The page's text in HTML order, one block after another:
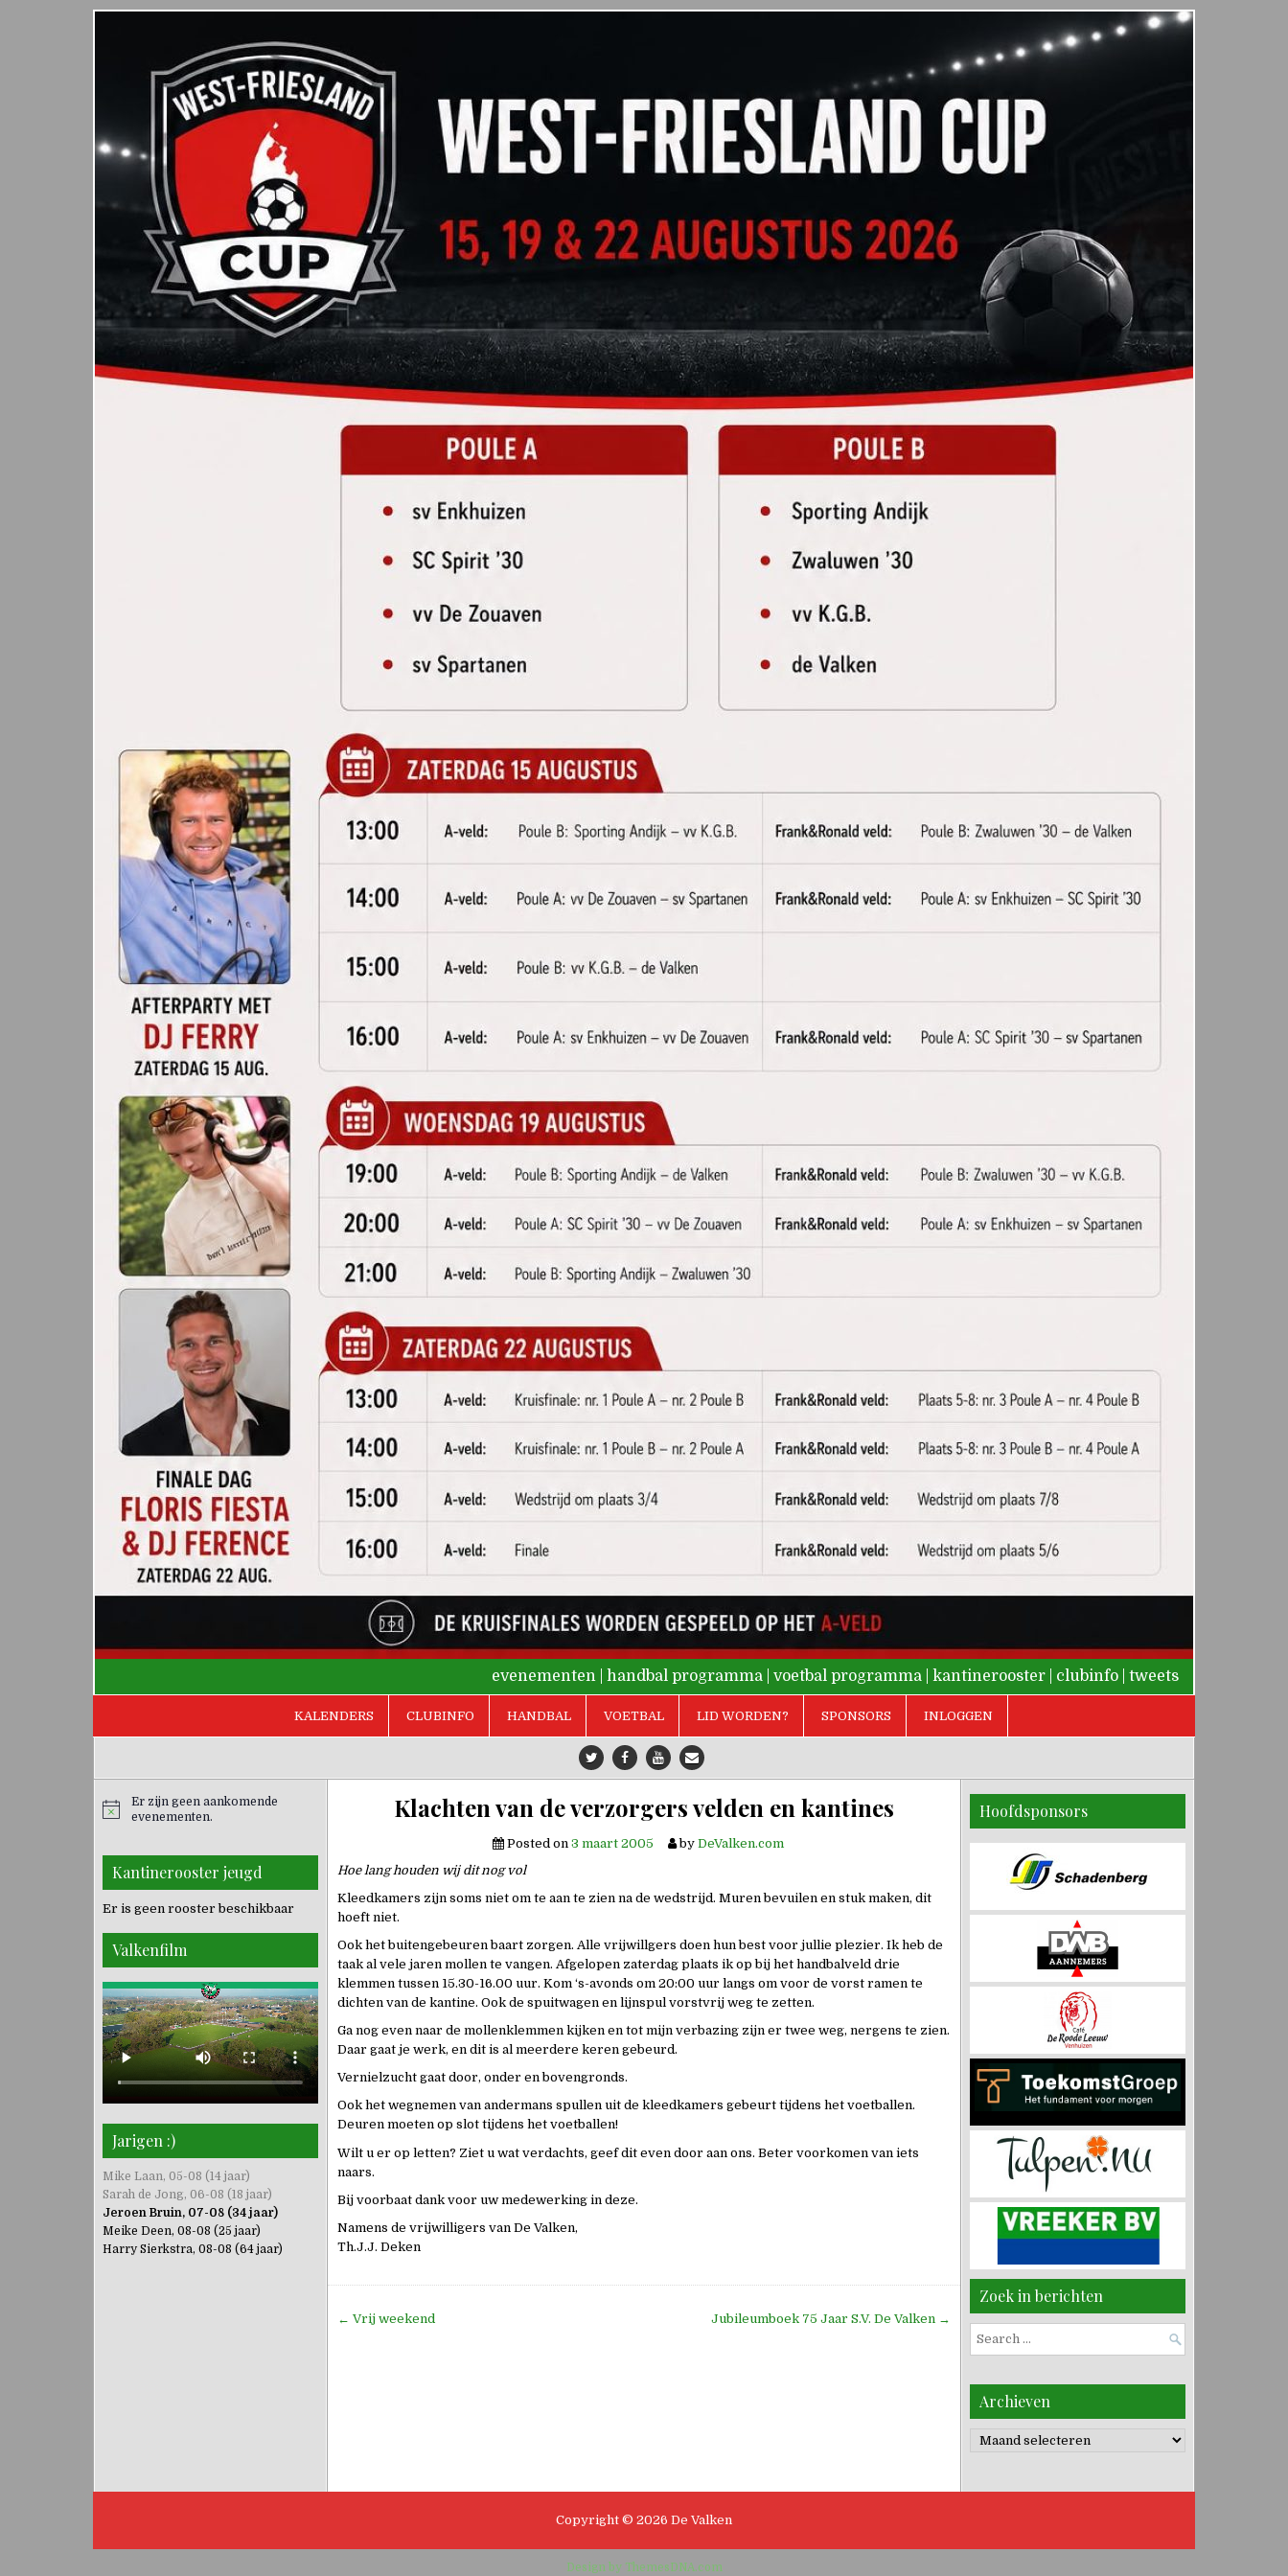
evenementen handbal programma voetbal programma kantinerooster clubinfo tweets
KALENDERS CLUBINFO HANDBAL VOETBAL LID WORDEN? SPONSORS INLOGGEN
Klachten van de verzorgers velden en kantines
Posted on 3 maart 2005 by DeValken.com
Hoe lang houden wij dit nog vol
Kleedkamers zijn soms niet om te aan te zien na de wedstrijd. Muren bevuilen en stuk maken, dit
hoeft niet.
Ook het buitengebeuren baart zorgen. Alle vrijwillgers doen hun best voor jullie plezier. Ik heb de
taak al vele jaren mollen te vangen. Afgelopen zaterdag plaats ik op bij het handbalveld drie
klemmen tussen 15.30-16.00 uur. Kom ‘s-avonds om 20:00 uur langs om voor de vorst ramen te
dichten van de kantine. Ook de spuitwagen en lijnspul vorstvrij weg te zetten.
Ga nog even naar de mollenklemmen kijken en tot mijn verbazing zijn er twee weg, nergens te zien.
Daar gaat je werk, en dit is al meerdere keren gebeurd.
Vernielzucht gaat door, onder en bovengronds.
Ook het wegnemen van andermans spullen uit de kleedkamers gebeurt tijdens het voetballen.
Deuren moeten op slot tijdens het voetballen!
Wilt u er op letten? Ziet u wat verdachts, geef dit even door aan ons. Beter voorkomen van iets
naars.
Bij voorbaat dank voor uw medewerking in deze.
Namens de vrijwilligers van De Valken,
Th.J.J. Deken
Bericht
← Vrij weekend Jubileumboek 75 Jaar S.V. De Valken →
Er zijn geen aankomende
evenementen.
Kantinerooster jeugd
Er is geen rooster beschikbaar
Valkenfilm
Jarigen :)
Mike Laan, 05-08 (14 jaar)
Sarah de Jong, 06-08 (18 jaar)
Jeroen Bruin, 07-08 (34 jaar)
Meike Deen, 08-08 (25 jaar)
Harry Sierkstra, 08-08 (64 jaar)
Hoofdsponsors
Zoek in berichten
Search
for:
Archieven
Archieven
Copyright © 2026 De Valken
Design by ThemesDNA.com